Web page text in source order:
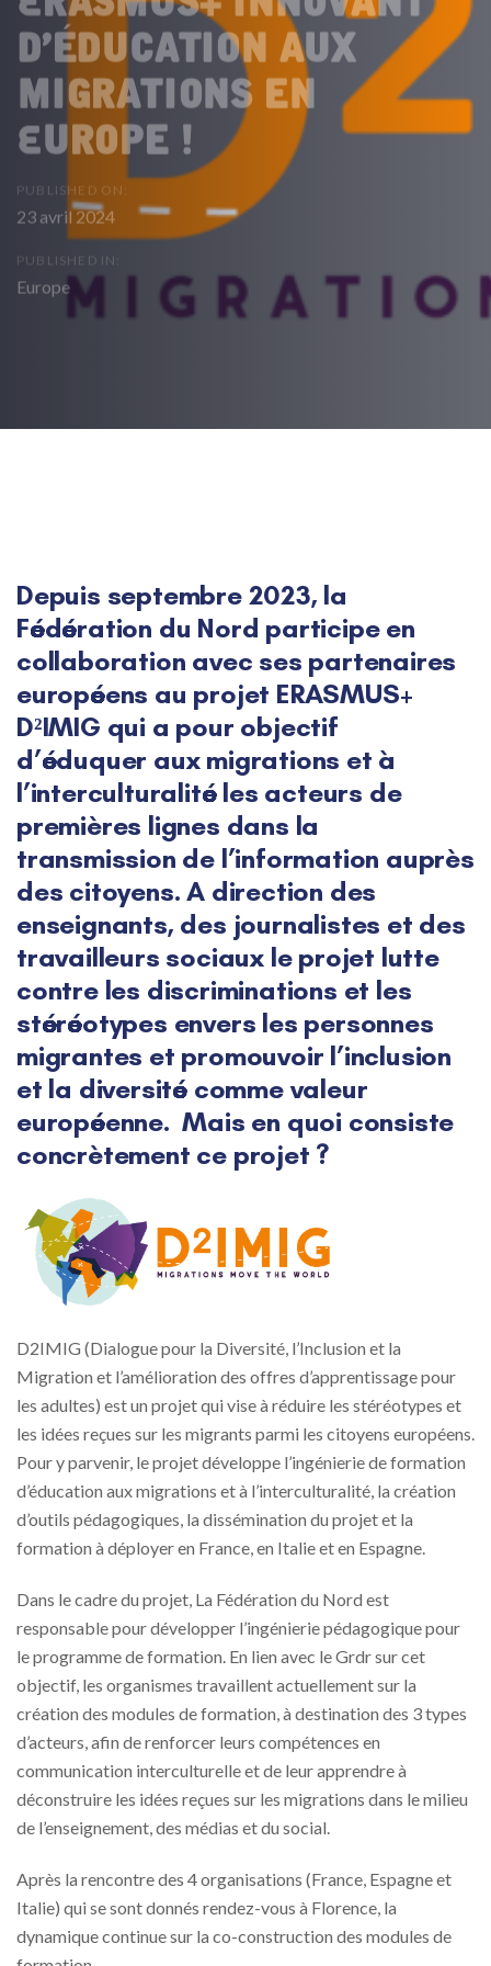
d’éducation aux
migrations en
Europe !
PUBLISHED ON:
23 avril 2024
PUBLISHED IN:
Europe
Depuis septembre 2023, la
Fédération du Nord participe en
collaboration avec ses partenaires
européens au projet ERASMUS+
D²IMIG qui a pour objectif
d’éduquer aux migrations et à
l’interculturalité les acteurs de
premières lignes dans la
transmission de l’information auprès
des citoyens. A direction des
enseignants, des journalistes et des
travailleurs sociaux le projet lutte
contre les discriminations et les
stéréotypes envers les personnes
migrantes et promouvoir l’inclusion
et la diversité comme valeur
européenne. Mais en quoi consiste
concrètement ce projet ?
D2IMIG (Dialogue pour la Diversité, l’Inclusion et la
Migration et l’amélioration des offres d’apprentissage pour
les adultes) est un projet qui vise à réduire les stéréotypes et
les idées reçues sur les migrants parmi les citoyens européens.
Pour y parvenir, le projet développe l’ingénierie de formation
d’éducation aux migrations et à l’interculturalité, la création
d’outils pédagogiques, la dissémination du projet et la
formation à déployer en France, en Italie et en Espagne.
Dans le cadre du projet, La Fédération du Nord est
responsable pour développer l’ingénierie pédagogique pour
le programme de formation. En lien avec le Grdr sur cet
objectif, les organismes travaillent actuellement sur la
création des modules de formation, à destination des 3 types
d’acteurs, afin de renforcer leurs compétences en
communication interculturelle et de leur apprendre à
déconstruire les idées reçues sur les migrations dans le milieu
de l’enseignement, des médias et du social.
Après la rencontre des 4 organisations (France, Espagne et
Italie) qui se sont donnés rendez-vous à Florence, la
dynamique continue sur la co-construction des modules de